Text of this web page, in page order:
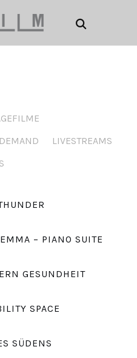
LIVESTREAMS
– PIANO SUITE
GESUNDHEIT
SPACE
SÜDENS